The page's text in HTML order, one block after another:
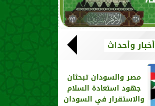
أخبار وأحداث
مصر والسودان تبحثان
جهود استعادة السلام
والاستقرار في السودان